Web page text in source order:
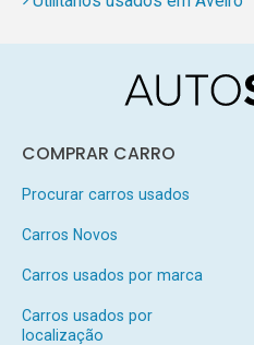
COMPRAR CARRO
Procurar carros usados
Carros Novos
Carros usados por marca
Carros usados por
localização